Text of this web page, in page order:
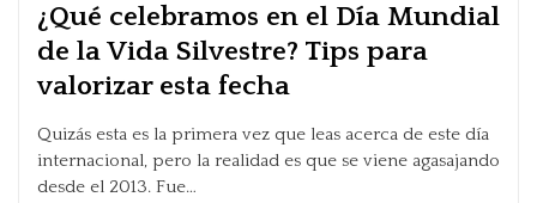
¿Qué celebramos en el Día Mundial
de la Vida Silvestre? Tips para
valorizar esta fecha
Quizás esta es la primera vez que leas acerca de este día
internacional, pero la realidad es que se viene agasajando
desde el 2013. Fue…